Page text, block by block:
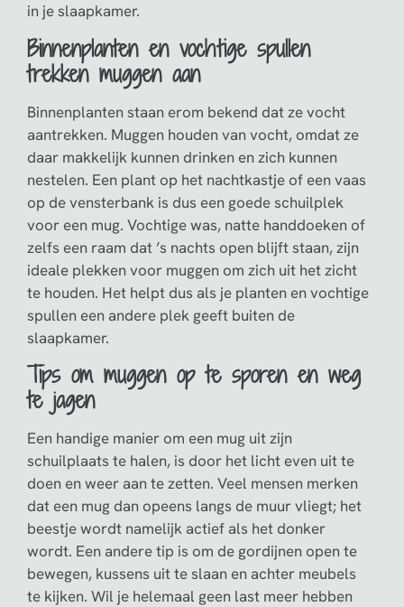
in je slaapkamer.
Binnenplanten en vochtige spullen
trekken muggen aan
Binnenplanten staan erom bekend dat ze vocht
aantrekken. Muggen houden van vocht, omdat ze
daar makkelijk kunnen drinken en zich kunnen
nestelen. Een plant op het nachtkastje of een vaas
op de vensterbank is dus een goede schuilplek
voor een mug. Vochtige was, natte handdoeken of
zelfs een raam dat ’s nachts open blijft staan, zijn
ideale plekken voor muggen om zich uit het zicht
te houden. Het helpt dus als je planten en vochtige
spullen een andere plek geeft buiten de
slaapkamer.
Tips om muggen op te sporen en weg
te jagen
Een handige manier om een mug uit zijn
schuilplaats te halen, is door het licht even uit te
doen en weer aan te zetten. Veel mensen merken
dat een mug dan opeens langs de muur vliegt; het
beestje wordt namelijk actief als het donker
wordt. Een andere tip is om de gordijnen open te
bewegen, kussens uit te slaan en achter meubels
te kijken. Wil je helemaal geen last meer hebben